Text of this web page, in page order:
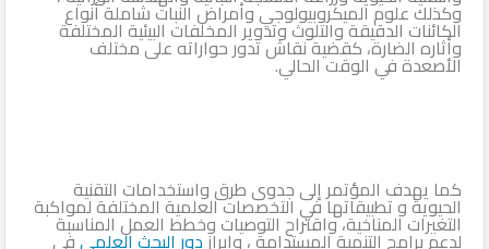
وكذلك علوم ‏الميكروبيولوجي وأمراض النبات شاملة ‏أنواع
الكائنات الدقيقة والتلوث وتدوير ‏المخلفات البيئية المختلفة
وأثاره الضارة، ‏كقضية نقاش تدور حواراته على مختلف
‏الأصعدة في الوقت الحالي.
كما يهدف المؤتمر إلى‏ جدوى طرق واستخدامات التقنية
الحيوية و ‏تطبيقاتها في التخصصات ‏العلمية المختلفة لمواكبة
التغيرات ‏المناخية، واقتراح التوصيات وخطط العمل المناسبة
لدعم برامج التنمية المستدامة ، وإبرازدور البحث العلميفي